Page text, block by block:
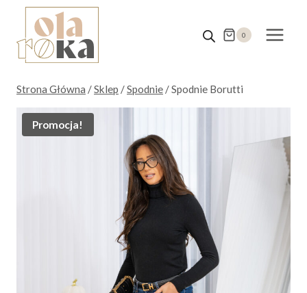
Przejdź
treści
0
Strona Główna /Sklep /Spodnie /Spodnie Borutti
Promocja!